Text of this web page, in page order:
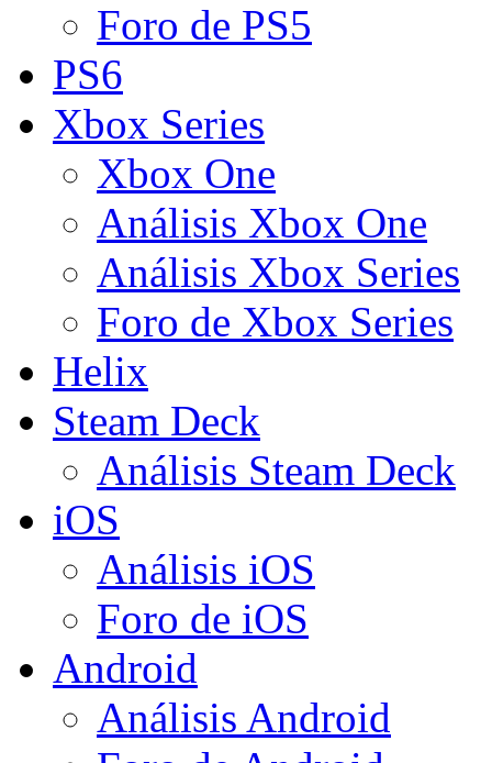
Foro de PS5
PS6
Xbox Series
Xbox One
Análisis Xbox One
Análisis Xbox Series
Foro de Xbox Series
Helix
Steam Deck
Análisis Steam Deck
iOS
Análisis iOS
Foro de iOS
Android
Análisis Android